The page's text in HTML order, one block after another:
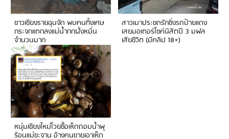
ชาวเชียงรายฉุนจัด พบคนทิ้งเศษ
กระจกแตกลงแม่น้ำกกฝั่งหมิ่น
จำนวนมาก
สาวเมาประชดรักซิ่งรถป้ายแดง
เสยมอเตอร์ไซค์นิสิตปี 3 มฟล
เสียชีวิต (มีคลิป 18+)
หนุ่มเชียงใหม่โวยซื้อเห็ดถอบน้ำพุ
ร้อนแม่ขะจาน อ้างคนขายเอาเห็ด